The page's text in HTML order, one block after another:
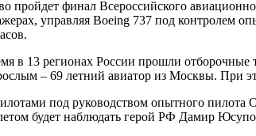
пройдет финал Всероссийского
управляя Boeing 737 под контролем
в 13 регионах России прошли
– 69 летний авиатор из Москвы. При
под руководством опытного пилота
будет наблюдать герой РФ Дамир